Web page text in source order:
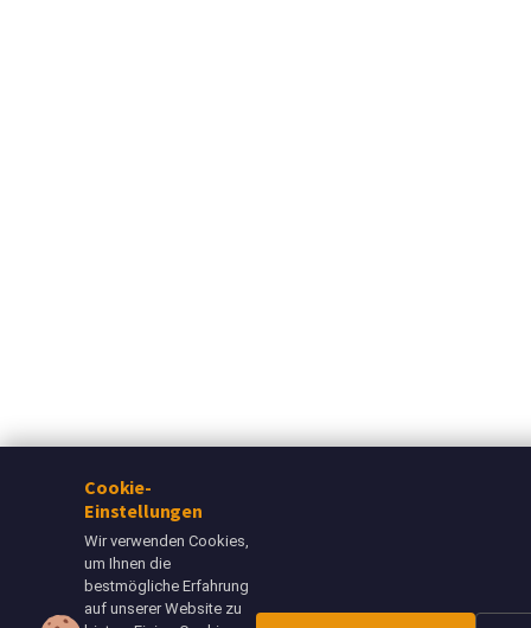
Cookie-
Einstellungen
Wir verwenden Cookies,
um Ihnen die
bestmögliche Erfahrung
auf unserer Website zu